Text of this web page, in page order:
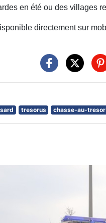
en été ou des villages
directement sur
tresorus chasse-au-tresor